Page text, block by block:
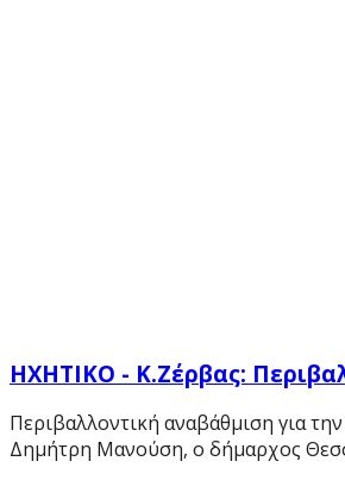
HXHTIKO - Κ.Ζέρβας:
Περιβαλλοντική αναβάθμιση για
Δημήτρη Μανούση, ο δήμαρχος